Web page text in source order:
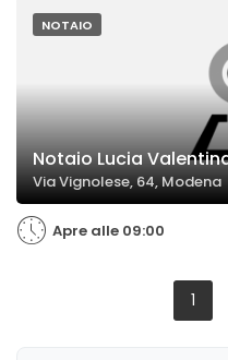
NOTAIO
Notaio Lucia
Via Vignolese, 64, Modena
Apre alle 09:00
1